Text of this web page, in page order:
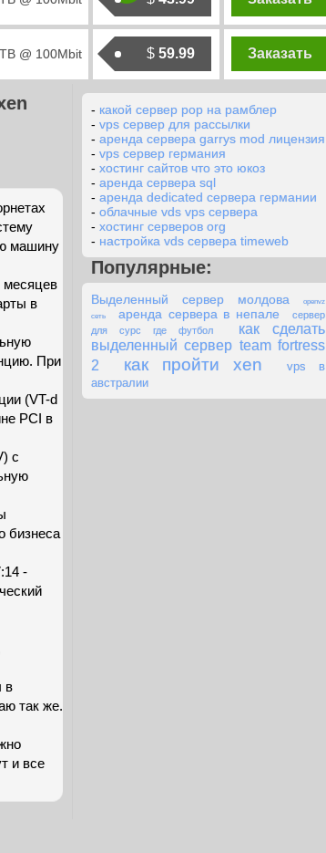
@ 100Mbit $ 59.99 Заказать
машину
месяцев
в
При
(VT-d
PCI в
с
бизнеса
-
в
так же.
и все
- какой сервер pop на рамблер
- vps сервер для рассылки
- аренда сервера garrys mod лицензия
- vps сервер германия
- хостинг сайтов что это юкоз
- аренда сервера sql
- аренда dedicated сервера германии
- облачные vds vps сервера
- хостинг серверов org
- настройка vds сервера timeweb
Популярные:
Выделенный сервер молдова
openvz
сеть
аренда сервера в непале
сервер
для сурс где футбол
как сделать
выделенный сервер team fortress
2
как пройти xen
vps в
австралии